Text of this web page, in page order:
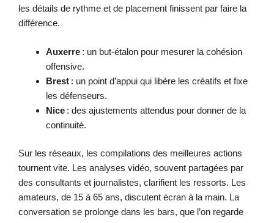
les détails de rythme et de placement finissent par faire la
différence.
Auxerre : un but-étalon pour mesurer la cohésion
offensive.
Brest : un point d’appui qui libère les créatifs et fixe
les défenseurs.
Nice : des ajustements attendus pour donner de la
continuité.
Sur les réseaux, les compilations des meilleures actions
tournent vite. Les analyses vidéo, souvent partagées par
des consultants et journalistes, clarifient les ressorts. Les
amateurs, de 15 à 65 ans, discutent écran à la main. La
conversation se prolonge dans les bars, que l’on regarde